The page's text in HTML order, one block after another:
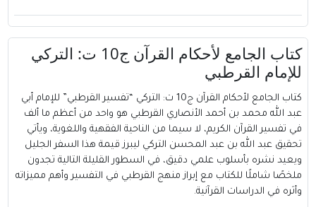
كتاب الجامع لأحكام القرآن ج10 ت: التركي
للإمام القرطبي
كتاب الجامع لأحكام القرآن ج10 ت: التركي “تفسير القرطبي” للإمام أبي
عبد الله محمد بن أحمد الأنصاري القرطبي هو واحد من أعظم ما ألف
في تفسير القرآن الكريم، لا سيما من الناحية الفقهية واللغوية، ويأتي
تحقيق عبد الله بن عبد المحسن التركي ليبرز قيمة هذا السفر الجليل
ويعيد نشره بأسلوب علمي دقيق، في السطور القليلة التالية تجدون
ملخصًا شاملًا للكتاب مع إبراز منهج القرطبي في التفسير وأهم مميزاته
وأثره في الدراسات القرآنية.